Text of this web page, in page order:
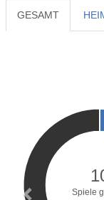
GESAMT